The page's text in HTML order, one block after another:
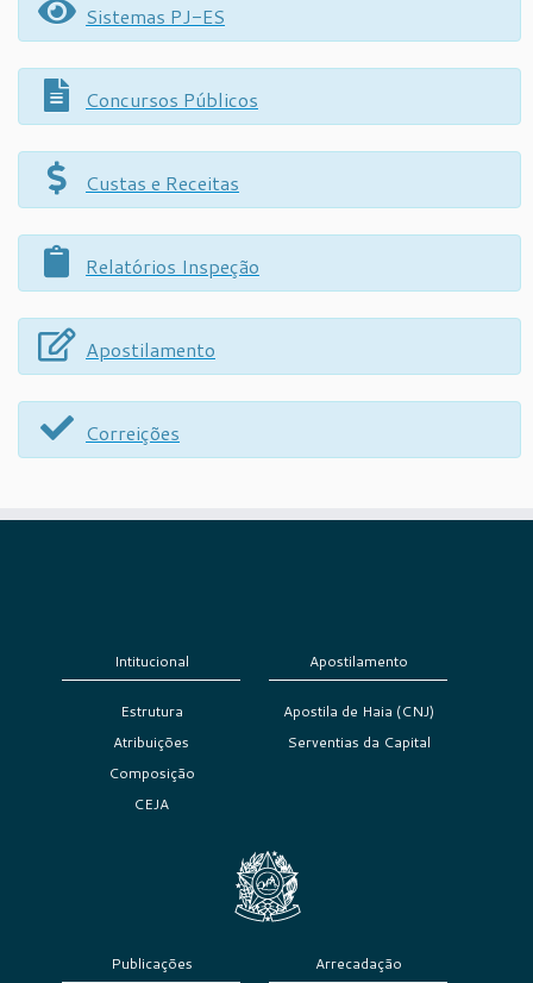
Sistemas PJ-ES
Concursos Públicos
Custas e Receitas
Relatórios Inspeção
Apostilamento
Correições
Intitucional
Estrutura
Atribuições
Composição
CEJA
Apostilamento
Apostila de Haia (CNJ)
Serventias da Capital
Publicações Arrecadação